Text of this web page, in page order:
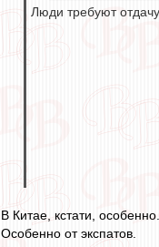
Люди требуют
В Китае, кстати,
Особенно от экспатов.